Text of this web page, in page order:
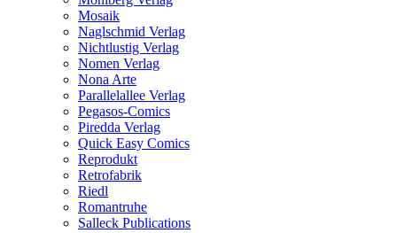
Mosaik
Naglschmid Verlag
Nichtlustig Verlag
Nomen Verlag
Nona Arte
Parallelallee Verlag
Pegasos-Comics
Piredda Verlag
Quick Easy Comics
Reprodukt
Retrofabrik
Riedl
Romantruhe
Salleck Publications